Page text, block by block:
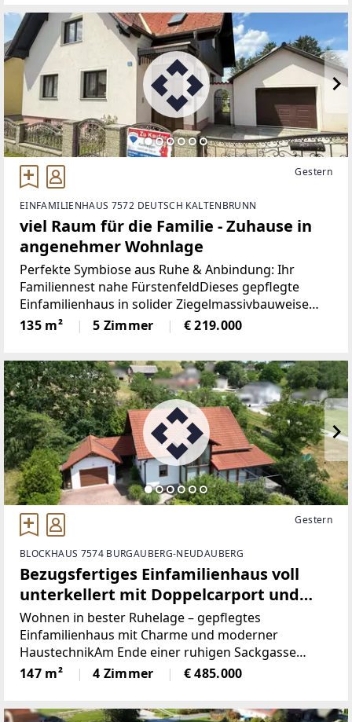
Gestern
EINFAMILIENHAUS 7572 DEUTSCH KALTENBRUNN
viel Raum für die Familie - Zuhause in
angenehmer Wohnlage
Perfekte Symbiose aus Ruhe & Anbindung: Ihr
Familiennest nahe FürstenfeldDieses gepflegte
Einfamilienhaus in solider Ziegelmassivbauweise
(Baujahr 1961) bietet die seltene Kombination aus
idyllischem Wohnen in einer ruhigen Siedlung und
135 m² 5 Zimmer € 219.000
Gestern
BLOCKHAUS 7574 BURGAUBERG-NEUDAUBERG
Bezugsfertiges Einfamilienhaus voll
unterkellert mit Doppelcarport und
Garage am Ende einer Sackgasse
Wohnen in bester Ruhelage – gepflegtes
Einfamilienhaus mit Charme und moderner
HaustechnikAm Ende einer ruhigen Sackgasse
erwartet Sie dieses liebevoll gepflegte
Einfamilienhaus in solider Massivbauweise, das mit
147 m² 4 Zimmer € 485.000